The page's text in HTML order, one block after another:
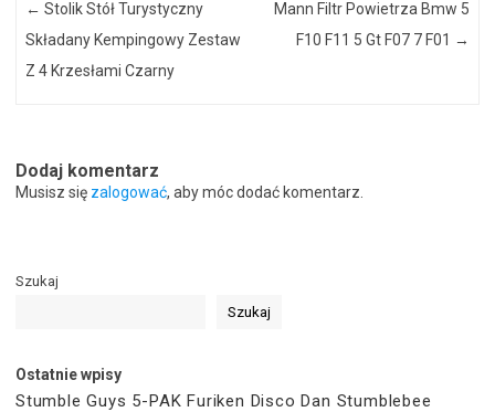
← Stolik Stół Turystyczny
Składany Kempingowy Zestaw
Z 4 Krzesłami Czarny
Mann Filtr Powietrza Bmw 5
F10 F11 5 Gt F07 7 F01 →
Dodaj komentarz
Musisz się zalogować, aby móc dodać komentarz.
Szukaj
Szukaj
Ostatnie wpisy
Stumble Guys 5-PAK Furiken Disco Dan Stumblebee